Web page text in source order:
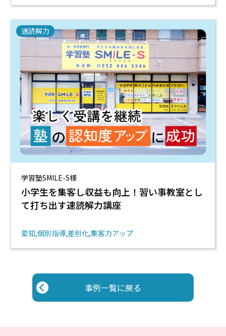
速読解力
学習塾SMILE-S様
小学生を集客し収益も向上！習い事教室とし
て打ち出す速読解力講座
愛知 個別指導 差別化 集客力アップ
事例一覧に戻る